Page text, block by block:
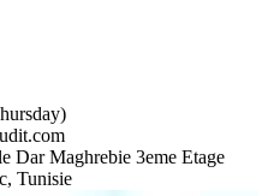
Dar Maghrebie 3eme Etage
Tunisie